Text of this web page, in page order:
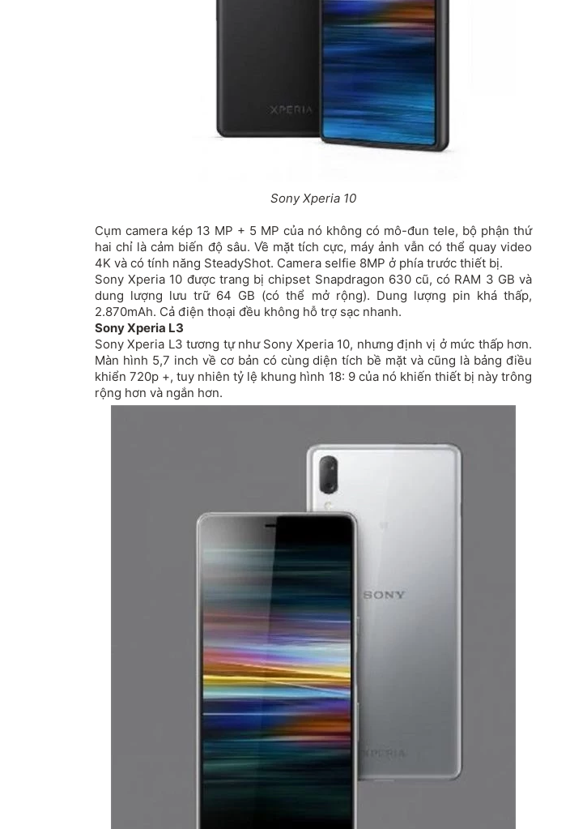
Sony Xperia 10
Cụm camera kép 13 MP + 5 MP của nó không có mô-đun tele, bộ phận thứ
hai chỉ là cảm biến độ sâu. Về mặt tích cực, máy ảnh vẫn có thể quay video
4K và có tính năng SteadyShot. Camera selfie 8MP ở phía trước thiết bị.
Sony Xperia 10 được trang bị chipset Snapdragon 630 cũ, có RAM 3 GB và
dung lượng lưu trữ 64 GB (có thể mở rộng). Dung lượng pin khá thấp,
2.870mAh. Cả điện thoại đều không hỗ trợ sạc nhanh.
Sony Xperia L3
Sony Xperia L3 tương tự như Sony Xperia 10, nhưng định vị ở mức thấp hơn.
Màn hình 5,7 inch về cơ bản có cùng diện tích bề mặt và cũng là bảng điều
khiển 720p +, tuy nhiên tỷ lệ khung hình 18: 9 của nó khiến thiết bị này trông
rộng hơn và ngắn hơn.